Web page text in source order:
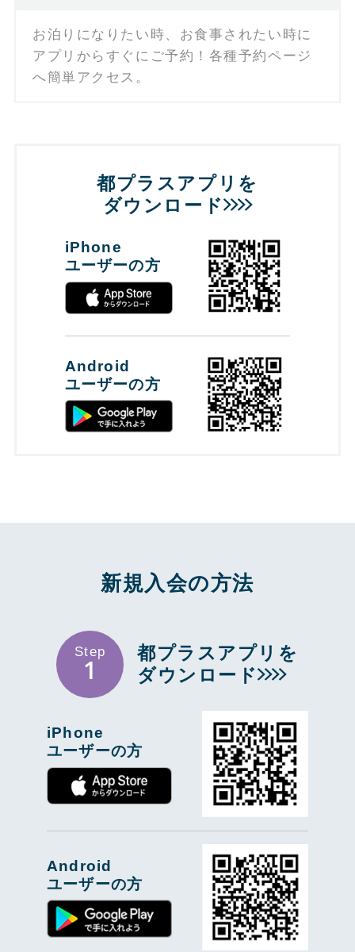
お泊りになりたい時、お食事されたい時に
アプリからすぐにご予約！各種予約ページ
へ簡単アクセス。
都プラスアプリを
ダウンロード
iPhone
ユーザーの方
Android
ユーザーの方
新規入会の方法
Step
1
都プラスアプリを
ダウンロード
iPhone
ユーザーの方
Android
ユーザーの方